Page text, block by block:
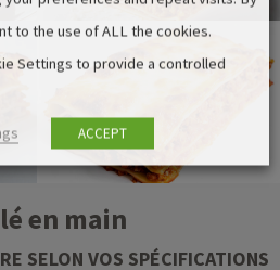
en main
SELON VOS SPÉCIFICATIONS
to the use of ALL the cookies.
Settings to provide a controlled
ACCEPT